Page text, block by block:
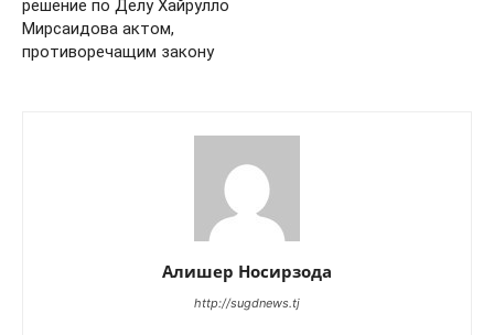
решение по Делу Хайрулло
Мирсаидова актом,
противоречащим закону
Алишер Носирзода
http://sugdnews.tj